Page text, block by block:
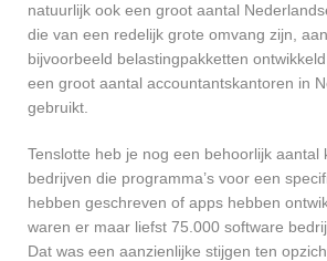
natuurlijk ook een groot aantal
die van een redelijk grote omvang zijn,
bijvoorbeeld belastingpakketten
een groot aantal accountantskantoren in
gebruikt.
Tenslotte heb je nog een behoorlijk aantal
bedrijven die programma’s voor een
hebben geschreven of apps hebben
waren er maar liefst 75.000 software
Dat was een aanzienlijke stijgen ten